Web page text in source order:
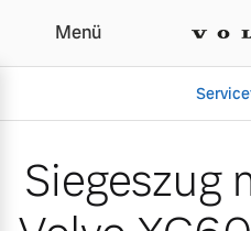
Siegeszug
Menü
Siegeszug